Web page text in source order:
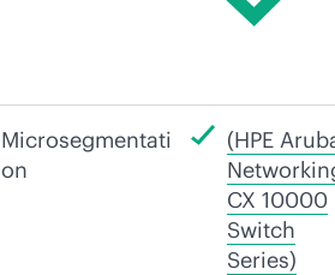
Microsegmentati
on
(HPE
CX 10000
Switch
Series)